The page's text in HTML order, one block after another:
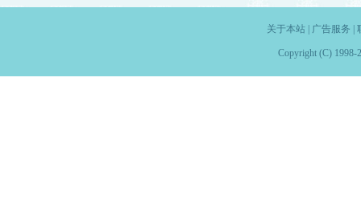
关于本站| 广告服务
Copyright (C) 1998-